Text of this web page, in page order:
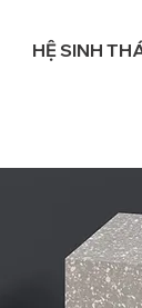
HỆ SINH